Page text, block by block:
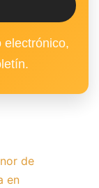
electrónico,
de
en